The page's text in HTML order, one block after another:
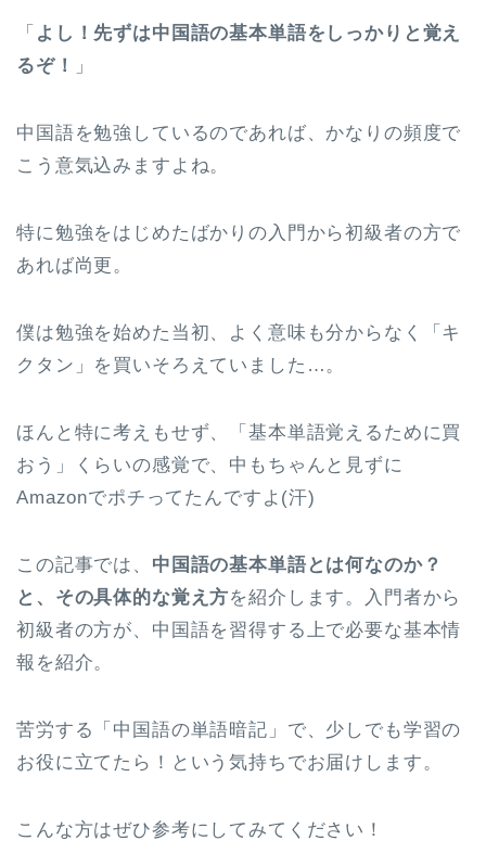
「 よし！先ずは中国語の基本単語をしっかりと覚え
るぞ！
」
中国語を勉強しているのであれば、かなりの頻度で
こう意気込みますよね。
特に勉強をはじめたばかりの入門から初級者の方で
あれば尚更。
僕は勉強を始めた当初、よく意味も分からなく「キ
クタン」を買いそろえていました…。
ほんと特に考えもせず、「基本単語覚えるために買
おう」くらいの感覚で、中もちゃんと見ずに
Amazonでポチってたんですよ(汗)
この記事では、 中国語の基本単語とは何なのか？
と、その具体的な覚え方を紹介します。入門者から
初級者の方が、中国語を習得する上で必要な基本情
報を紹介。
苦労する「中国語の単語暗記」で、少しでも学習の
お役に立てたら！という気持ちでお届けします。
こんな方はぜひ参考にしてみてください！